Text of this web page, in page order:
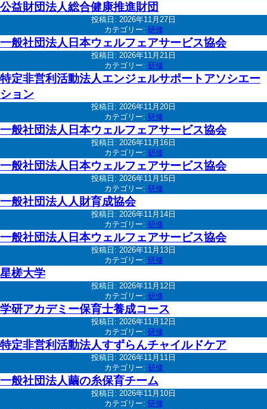
公益財団法人総合健康推進財団
投稿日: 2026年11月27日
カテゴリー: 研修
一般社団法人日本ウェルフェアサービス協会
投稿日: 2026年11月21日
カテゴリー: 研修
特定非営利活動法人エンジェルサポートアソシエー
ション
投稿日: 2026年11月20日
カテゴリー: 研修
一般社団法人日本ウェルフェアサービス協会
投稿日: 2026年11月16日
カテゴリー: 研修
一般社団法人日本ウェルフェアサービス協会
投稿日: 2026年11月15日
カテゴリー: 研修
一般社団法人人財育成協会
投稿日: 2026年11月14日
カテゴリー: 研修
一般社団法人日本ウェルフェアサービス協会
投稿日: 2026年11月13日
カテゴリー: 研修
星槎大学
投稿日: 2026年11月12日
カテゴリー: 研修
学研アカデミー保育士養成コース
投稿日: 2026年11月12日
カテゴリー: 研修
特定非営利活動法人すずらんチャイルドケア
投稿日: 2026年11月11日
カテゴリー: 研修
一般社団法人繭の糸保育チーム
投稿日: 2026年11月10日
カテゴリー: 研修